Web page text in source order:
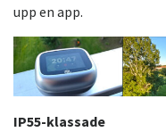
upp en app.
IP55-klassade